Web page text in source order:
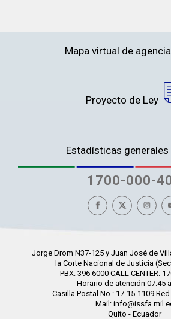
Mapa virtual de
Proyecto de Ley
Estadísticas generales
1700-000-
Jorge Drom N37-125 y Juan José de
la Corte Nacional de Justicia
PBX: 396 6000 CALL CENTER:
Horario de atención 07:45
Casilla Postal No.: 17-15-1109
Mail:
Quito - Ecuador